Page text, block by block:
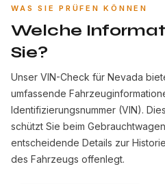
WAS SIE PRÜFEN KÖNNEN
Welche
Sie?
Unser VIN-Check für Nevada
umfassende
Identifizierungsnummer (VIN).
schützt Sie beim
entscheidende Details zur
des Fahrzeugs offenlegt.